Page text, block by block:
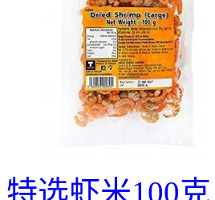
特选虾米100克